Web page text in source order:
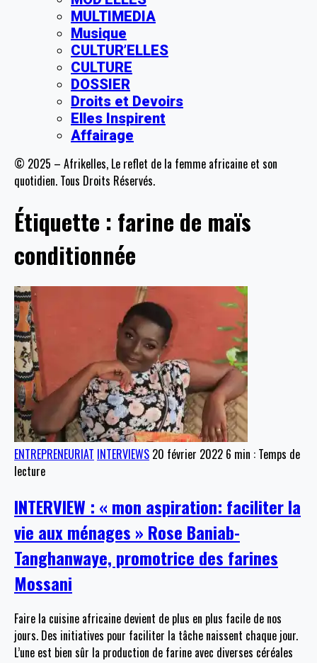
MULTIMEDIA
Musique
CULTUR’ELLES
CULTURE
DOSSIER
Droits et Devoirs
Elles Inspirent
Affairage
© 2025 – Afrikelles, Le reflet de la femme africaine et son
quotidien. Tous Droits Réservés.
Étiquette : farine de maïs
conditionnée
ENTREPRENEURIAT INTERVIEWS 20 février 2022 6 min : Temps de
lecture
INTERVIEW : « mon aspiration: faciliter la
vie aux ménages » Rose Baniab-
Tanghanwaye, promotrice des farines
Mossani
Faire la cuisine africaine devient de plus en plus facile de nos
jours. Des initiatives pour faciliter la tâche naissent chaque jour.
L’une est bien sûr la production de farine avec diverses céréales